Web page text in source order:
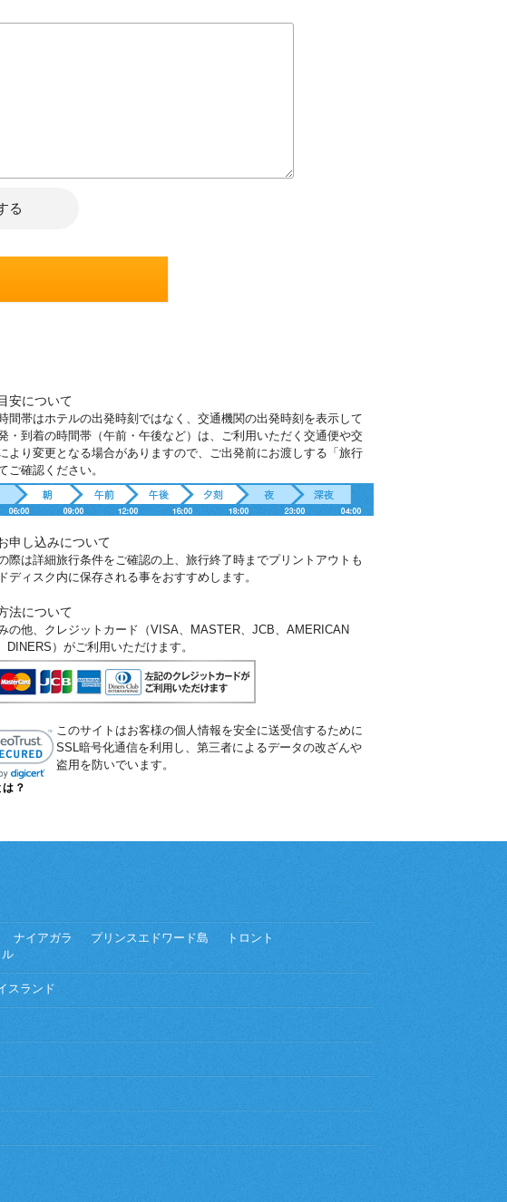
る
安について
間帯はホテルの出発時刻ではなく、交通機関の出発時刻を表示して
・到着の時間帯（午前・午後など）は、ご利用いただく交通便や交
より変更となる場合がありますので、ご出発前にお渡しする「旅行
ご確認ください。
申し込みについて
際は詳細旅行条件をご確認の上、旅行終了時までプリントアウトも
ディスク内に保存される事をおすすめします。
法について
の他、クレジットカード（VISA、MASTER、JCB、AMERICAN
DINERS）がご利用いただけます。
？
このサイトはお客様の個人情報を安全に送受信するために
SSL暗号化通信を利用し、第三者によるデータの改ざんや
盗用を防いでいます。
ナイアガラ プリンスエドワード島
トロント
ル
スランド